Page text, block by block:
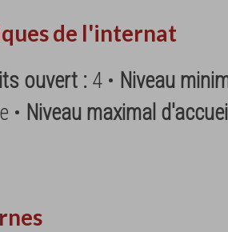
de l'internat
ouvert : 4 • Niveau
• Niveau maximal